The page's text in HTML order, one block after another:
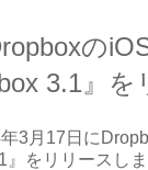
の
3.1』を
3月17日に
』をリリースし